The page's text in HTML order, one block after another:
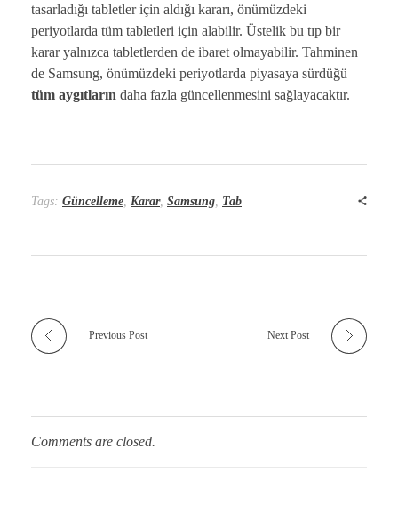
tasarladığı tabletler için aldığı kararı, önümüzdeki
periyotlarda tüm tabletleri için alabilir. Üstelik bu tıp bir
karar yalnızca tabletlerden de ibaret olmayabilir. Tahminen
de Samsung, önümüzdeki periyotlarda piyasaya sürdüğü
tüm aygıtların daha fazla güncellenmesini sağlayacaktır.
Tags: Güncelleme Karar, Samsung Tab
Previous Post Next Post
Comments are closed.